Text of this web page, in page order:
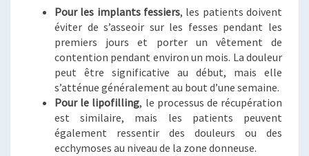
Pour les implants fessiers, les patients doivent
éviter de s’asseoir sur les fesses pendant les
premiers jours et porter un vêtement de
contention pendant environ un mois. La douleur
peut être significative au début, mais elle
s’atténue généralement au bout d’une semaine.
Pour le lipofilling, le processus de récupération
est similaire, mais les patients peuvent
également ressentir des douleurs ou des
ecchymoses au niveau de la zone donneuse.